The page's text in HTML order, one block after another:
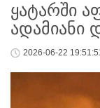
ყატარში
ადამიანი
2026-06-22